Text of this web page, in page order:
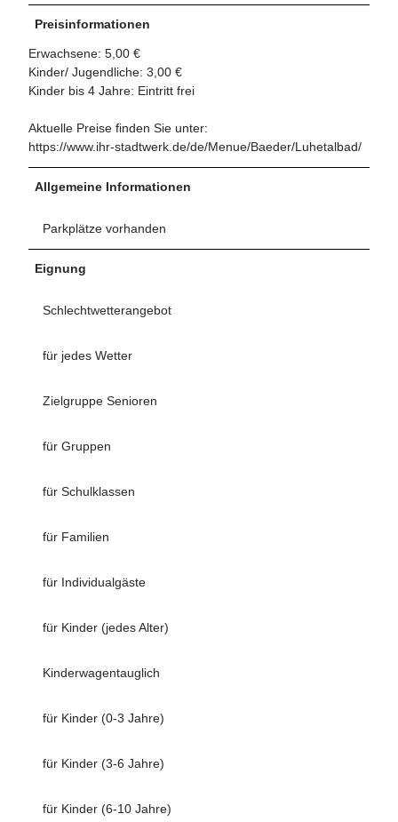
Preisinformationen
Erwachsene: 5,00 €
Kinder/ Jugendliche: 3,00 €
Kinder bis 4 Jahre: Eintritt frei
Aktuelle Preise finden Sie unter:
https://www.ihr-stadtwerk.de/de/Menue/Baeder/Luhetalbad/
Allgemeine Informationen
Parkplätze vorhanden
Eignung
Schlechtwetterangebot
für jedes Wetter
Zielgruppe Senioren
für Gruppen
für Schulklassen
für Familien
für Individualgäste
für Kinder (jedes Alter)
Kinderwagentauglich
für Kinder (0-3 Jahre)
für Kinder (3-6 Jahre)
für Kinder (6-10 Jahre)